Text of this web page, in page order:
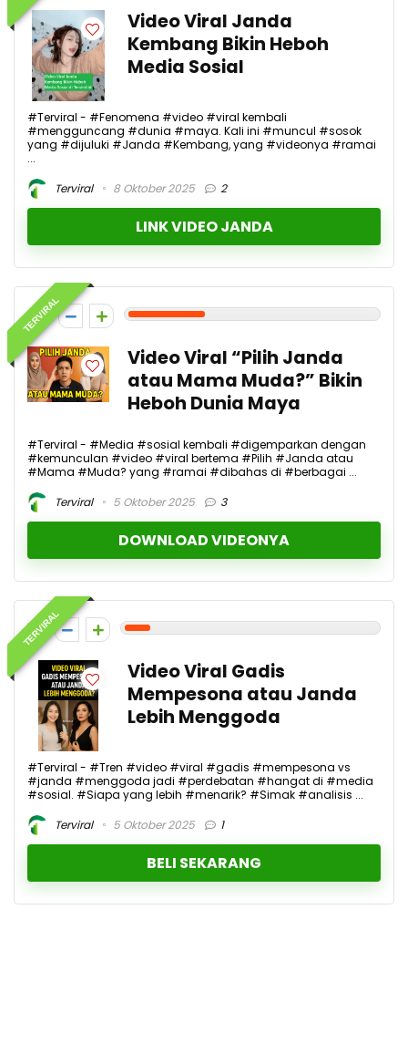
Video Viral Janda
Kembang Bikin Heboh
Media Sosial
#Terviral - #Fenomena #video #viral kembali
#mengguncang #dunia #maya. Kali ini #muncul #sosok
yang #dijuluki #Janda #Kembang, yang #videonya #ramai
...
Terviral
8 Oktober 2025 2
LINK VIDEO JANDA
TERVIRAL
3
Video Viral “Pilih Janda
atau Mama Muda?” Bikin
Heboh Dunia Maya
#Terviral - #Media #sosial kembali #digemparkan dengan
#kemunculan #video #viral bertema #Pilih #Janda atau
#Mama #Muda? yang #ramai #dibahas di #berbagai ...
Terviral
5 Oktober 2025 3
DOWNLOAD VIDEONYA
TERVIRAL
1
Video Viral Gadis
Mempesona atau Janda
Lebih Menggoda
#Terviral - #Tren #video #viral #gadis #mempesona vs
#janda #menggoda jadi #perdebatan #hangat di #media
#sosial. #Siapa yang lebih #menarik? #Simak #analisis ...
Terviral
5 Oktober 2025 1
BELI SEKARANG